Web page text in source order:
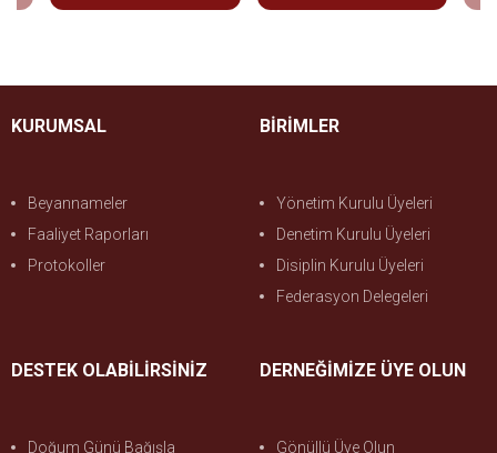
KURUMSAL
Beyannameler
Faaliyet Raporları
Protokoller
BİRİMLER
Yönetim Kurulu Üyeleri
Denetim Kurulu Üyeleri
Disiplin Kurulu Üyeleri
Federasyon Delegeleri
DESTEK OLABİLİRSİNİZ
Doğum Günü Bağışla
DERNEĞİMİZE ÜYE OLUN
Gönüllü Üye Olun